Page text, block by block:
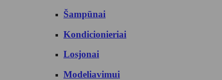
Šampūnai
Kondicionieriai
Losjonai
Modeliavimui